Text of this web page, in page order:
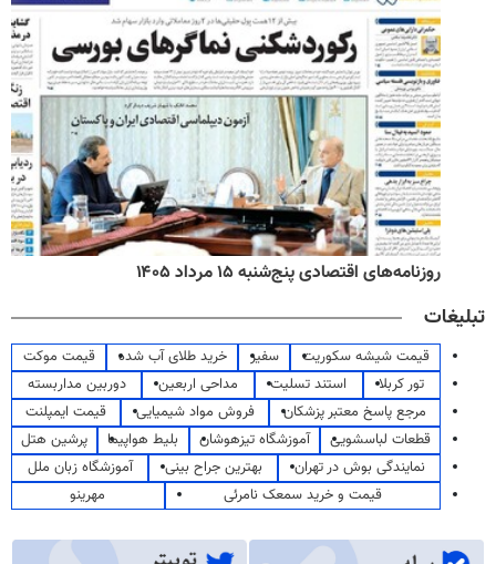
روزنامه‌های اقتصادی پنج‌شنبه ۱۵ مرداد ۱۴۰۵
تبلیغات
قیمت شیشه سکوریت سفیر خرید طلای آب شده
قیمت موکت
تور کربلا
استند تسلیت مداحی اربعین
دوربین مداربسته
مرجع پاسخ معتبر پزشکان
فروش مواد شیمیایی
قیمت ایمپلنت
قطعات لباسشویی
آموزشگاه تیزهوشان بلیط هواپیما
پرشین هتل
نمایندگی بوش در تهران
بهترین جراح بینی
آموزشگاه زبان ملل
قیمت و خرید سمعک نامرئی
مهرینو